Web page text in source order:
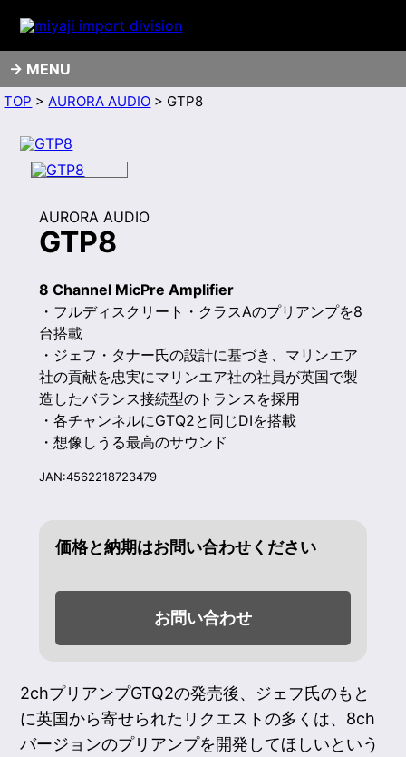
MENU
TOP >AURORA AUDIO > GTP8
AURORA AUDIO
GTP8
8 Channel MicPre Amplifier
・フルディスクリート・クラスAのプリアンプを8
台搭載
・ジェフ・タナー氏の設計に基づき、マリンエア
社の貢献を忠実にマリンエア社の社員が英国で製
造したバランス接続型のトランスを採用
・各チャンネルにGTQ2と同じDIを搭載
・想像しうる最高のサウンド
JAN:4562218723479
価格と納期はお問い合わせください
お問い合わせ
2chプリアンプGTQ2の発売後、ジェフ氏のもと
に英国から寄せられたリクエストの多くは、8ch
バージョンのプリアンプを開発してほしいという